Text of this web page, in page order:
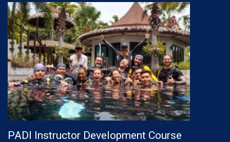
PADI Instructor Development Course